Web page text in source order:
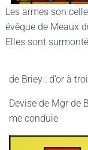
Les armes son
évêque de Meaux
Elles sont
de Briey : d’or à
Devise de Mgr de
me conduie